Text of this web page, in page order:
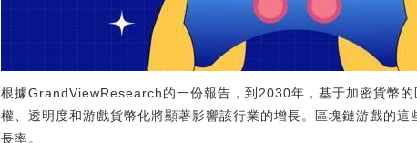
根據GrandViewResearch的一份報告，到2030年，基于加密貨幣
權、透明度和游戲貨幣化將顯著影響該行業的增長。區塊鏈游戲的
長率。